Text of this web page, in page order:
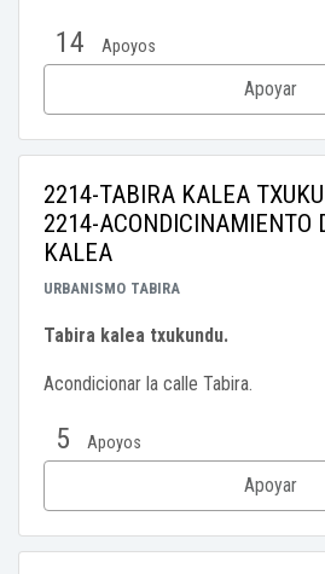
14 Apoyos
Apoyar
2214-TABIRA KALEA
2214-ACONDICINAMIENTO
KALEA
URBANISMO TABIRA
Tabira kalea txukundu.
Acondicionar la calle Tabira.
5 Apoyos
Apoyar